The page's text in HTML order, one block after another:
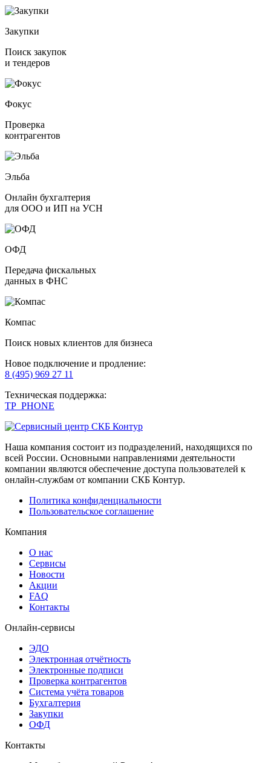
Закупки
Поиск закупок
и тендеров
Фокус
Проверка
контрагентов
Эльба
Онлайн бухгалтерия
для ООО и ИП на УСН
ОФД
Передача фискальных
данных в ФНС
Компас
Поиск новых клиентов для бизнеса
Новое подключение и продление:
8 (495) 969 27 11
Техническая поддержка:
TP_PHONE
Наша компания состоит из подразделений, находящихся по
всей России. Основными направлениями деятельности
компании являются обеспечение доступа пользователей к
онлайн-службам от компании СКБ Контур.
Политика конфиденциальности
Пользовательское соглашение
Компания
О нас
Сервисы
Новости
Акции
FAQ
Контакты
Онлайн-сервисы
ЭДО
Электронная отчётность
Электронные подписи
Проверка контрагентов
Система учёта товаров
Бухгалтерия
Закупки
ОФД
Контакты